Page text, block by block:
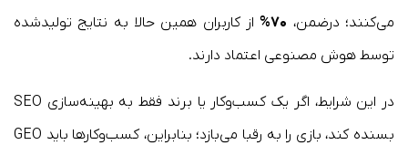
می‌کنند؛ درضمن، ۷۰% از کاربران همین حالا به نتایج تولیدشده
توسط هوش مصنوعی اعتماد دارند.
در این شرایط، اگر یک کسب‌وکار یا برند فقط به بهینه‌سازی SEO
بسنده کند، بازی را به رقبا می‌بازد؛ بنابراین، کسب‌وکارها باید GEO